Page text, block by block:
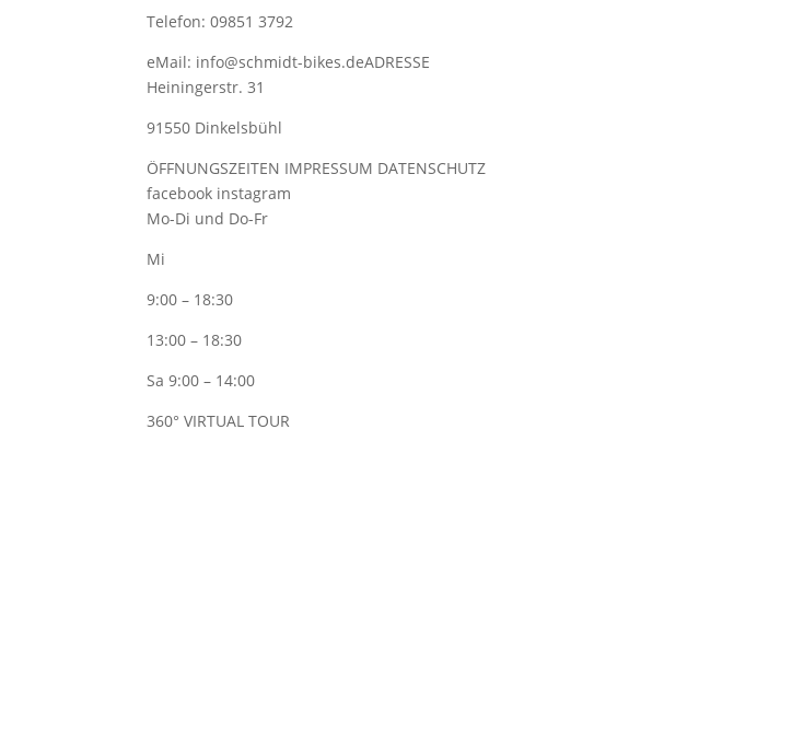
Telefon: 09851 3792
eMail: info@schmidt-bikes.deADRESSE
Heiningerstr. 31
91550 Dinkelsbühl
ÖFFNUNGSZEITEN IMPRESSUM DATENSCHUTZ
facebook instagram
Mo-Di und Do-Fr
Mi
9:00 – 18:30
13:00 – 18:30
Sa 9:00 – 14:00
360° VIRTUAL TOUR